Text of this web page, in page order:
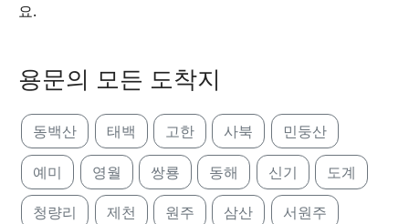
요.
용문의 모든 도착지
동백산 태백 고한 사북 민둥산
예미 영월 쌍룡 동해 신기 도계
청량리 제천 원주 삼산 서원주